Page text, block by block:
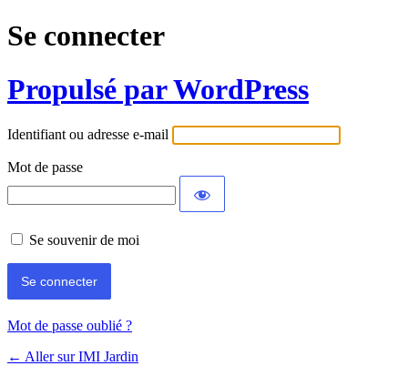
Se connecter
Propulsé par WordPress
Identifiant ou adresse e-mail
Mot de passe
Se souvenir de moi
Mot de passe oublié ?
← Aller sur IMI Jardin